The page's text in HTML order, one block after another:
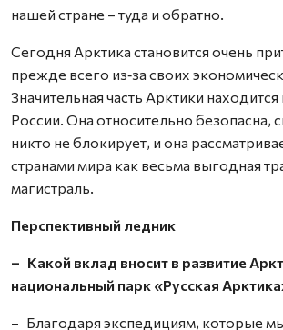
нашей стране – туда и обратно.
Сегодня Арктика становится очень
прежде всего из‑за своих
Значительная часть Арктики
России. Она относительно безопасна,
никто не блокирует, и она
странами мира как весьма выгодная
магистраль.
Перспективный ледник
– Какой вклад вносит в развитие
национальный парк «Русская
– Благодаря экспедициям, которые